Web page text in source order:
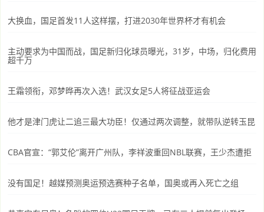
大换血，国足首发11人这样摆，打进2030年世界杯才有机会
主动要求为中国而战，国足新归化球员曝光，31岁，中场，归化费用
超千万
王霜领衔，邓梦晔再次入选！武汉女足5人将征战亚运会
他才是津门虎让二追三最大功臣！仅通过两次调整，就带队逆转玉昆
CBA官宣：“郭艾伦”离开广州队，李祥波重回NBL联赛，王少杰遭拒
没有国足！越媒预测奥运预选赛种子名单，国奥或再入死亡之组